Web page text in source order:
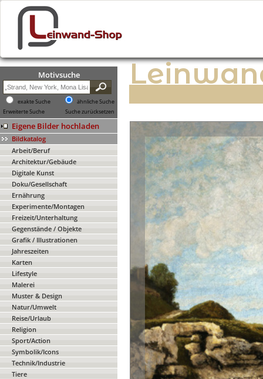
Motivsuche
exakte Suche
ähnliche Suche
Erweiterte Suche
Suche zurücksetzen
Eigene Bilder hochladen
Bildkatalog
Arbeit/Beruf
Architektur/Gebäude
Digitale Kunst
Doku/Gesellschaft
Ernährung
Experimente/Montagen
Freizeit/Unterhaltung
Gegenstände / Objekte
Grafik / Illustrationen
Jahreszeiten
Karten
Lifestyle
Malerei
Muster & Design
Natur/Umwelt
Reise/Urlaub
Religion
Sport/Action
Symbolik/Icons
Technik/Industrie
Tiere